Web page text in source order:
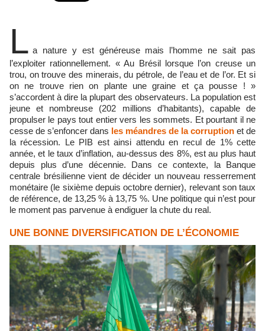
L a nature y est généreuse mais l’homme ne sait pas
l’exploiter rationnellement. « Au Brésil lorsque l’on creuse un
trou, on trouve des minerais, du pétrole, de l’eau et de l’or. Et si
on ne trouve rien on plante une graine et ça pousse ! »
s’accordent à dire la plupart des observateurs. La population est
jeune et nombreuse (202 millions d’habitants), capable de
propulser le pays tout entier vers les sommets. Et pourtant il ne
cesse de s’enfoncer dans les méandres de la corruption et de
la récession. Le PIB est ainsi attendu en recul de 1% cette
année, et le taux d’inflation, au-dessus des 8%, est au plus haut
depuis plus d’une décennie. Dans ce contexte, la Banque
centrale brésilienne vient de décider un nouveau resserrement
monétaire (le sixième depuis octobre dernier), relevant son taux
de référence, de 13,25 % à 13,75 %. Une politique qui n’est pour
le moment pas parvenue à endiguer la chute du real.
UNE BONNE DIVERSIFICATION DE L’ÉCONOMIE